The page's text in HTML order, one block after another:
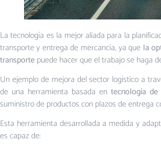
La tecnología es la mejor aliada para la
transporte y entrega de mercancía, ya que la
transportepuede hacer que el trabajo se haga
Un ejemplo de mejora del sector logístico a
de una herramienta basada en tecnología
suministro de productos con plazos de entrega
Esta herramienta desarrollada a medida y
es capaz de: